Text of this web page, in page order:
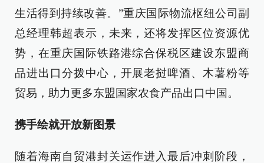
生活得到持续改善。”重庆国际物流枢纽公司副
总经理韩超表示，未来，还将发挥区位资源优
势，在重庆国际铁路港综合保税区建设东盟商
品进出口分拨中心，开展老挝啤酒、木薯粉等
贸易，助力更多东盟国家农食产品出口中国。
携手绘就开放新图景
随着海南自贸港封关运作进入最后冲刺阶段，